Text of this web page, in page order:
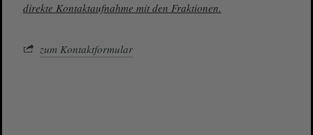
direkte Kontaktaufnahme mit den Fraktionen.
zum Kontaktformular